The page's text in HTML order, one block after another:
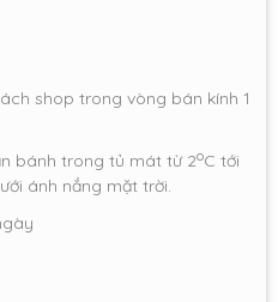
shop trong vòng bán kính 1
bánh trong tủ mát từ 2oC tới
ánh nắng mặt trời.